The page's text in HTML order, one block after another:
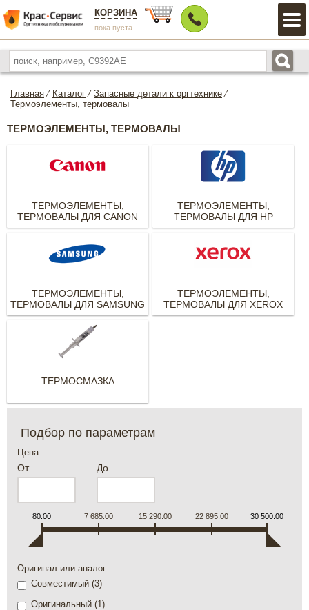
КОРЗИНА
пока пуста
Главная ⁄ Каталог ⁄ Запасные детали к оргтехнике ⁄
Термоэлементы, термовалы
ТЕРМОЭЛЕМЕНТЫ, ТЕРМОВАЛЫ
ТЕРМОЭЛЕМЕНТЫ,
ТЕРМОВАЛЫ ДЛЯ CANON
ТЕРМОЭЛЕМЕНТЫ,
ТЕРМОВАЛЫ ДЛЯ HP
ТЕРМОЭЛЕМЕНТЫ,
ТЕРМОВАЛЫ ДЛЯ SAMSUNG
ТЕРМОЭЛЕМЕНТЫ,
ТЕРМОВАЛЫ ДЛЯ XEROX
ТЕРМОСМАЗКА
Подбор по параметрам
Цена
От До
80.00 7 685.00 15 290.00 22 895.00 30 500.00
Оригинал или аналог
Совместимый (3)
Оригинальный (1)